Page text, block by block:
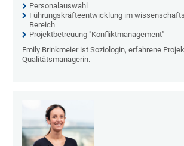
Personalauswahl
Führungskräfteentwicklung im
Bereich
Projektbetreuung "Konfliktmanagement"
Emily Brinkmeier ist Soziologin, erfahrene
Qualitätsmanagerin.